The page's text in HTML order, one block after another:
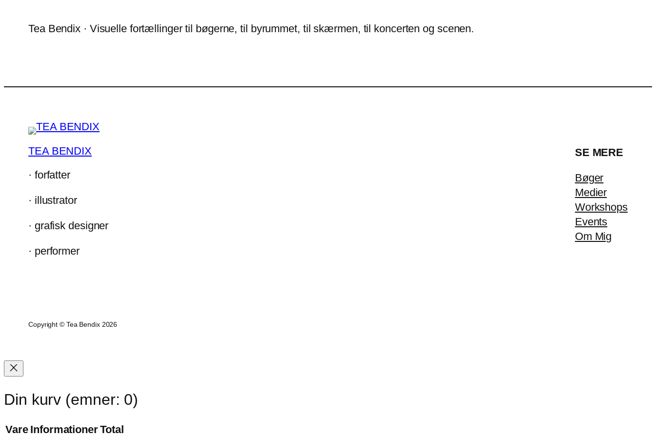
Tea Bendix · Visuelle fortællinger til bøgerne, til byrummet, til skærmen, til koncerten og scenen.
TEA BENDIX
· forfatter
· illustrator
· grafisk designer
· performer
SE MERE
Bøger
Medier
Workshops
Events
Om Mig
Copyright © Tea Bendix 2026
Din kurv (emner: 0)
Vare InformationerTotal